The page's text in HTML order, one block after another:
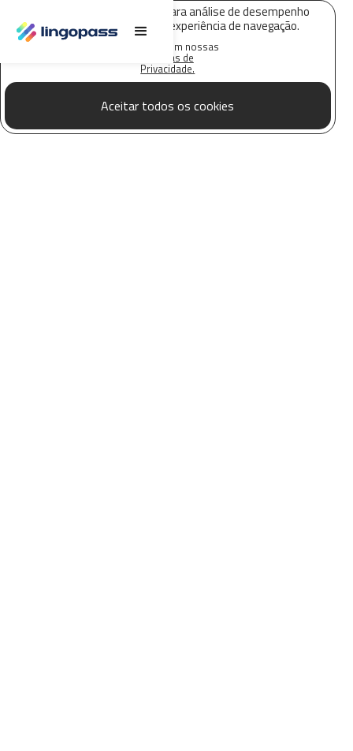
O Lingopass utiliza cookies para análise de desempenho
deste site e melhorar sua experiência de navegação.
Saiba mais em nossas
Políticas de
Privacidade.
Aceitar todos os cookies